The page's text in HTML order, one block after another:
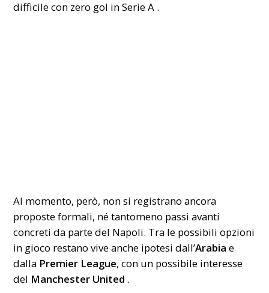
difficile con zero gol in Serie A .
Al momento, però, non si registrano ancora
proposte formali, né tantomeno passi avanti
concreti da parte del Napoli. Tra le possibili opzioni
in gioco restano vive anche ipotesi dall’Arabia e
dalla Premier League, con un possibile interesse
del Manchester United .